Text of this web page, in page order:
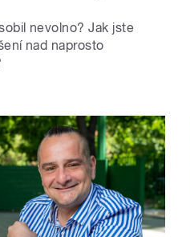
nevolno? Jak jste
nad naprosto